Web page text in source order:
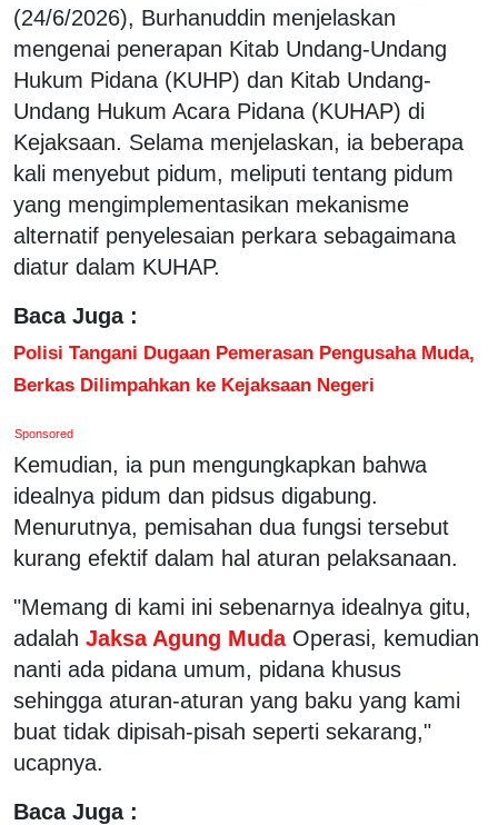
(24/6/2026), Burhanuddin menjelaskan
mengenai penerapan Kitab Undang-Undang
Hukum Pidana (KUHP) dan Kitab Undang-
Undang Hukum Acara Pidana (KUHAP) di
Kejaksaan. Selama menjelaskan, ia beberapa
kali menyebut pidum, meliputi tentang pidum
yang mengimplementasikan mekanisme
alternatif penyelesaian perkara sebagaimana
diatur dalam KUHAP.
Baca Juga :
Polisi Tangani Dugaan Pemerasan Pengusaha Muda,
Berkas Dilimpahkan ke Kejaksaan Negeri
Sponsored
Kemudian, ia pun mengungkapkan bahwa
idealnya pidum dan pidsus digabung.
Menurutnya, pemisahan dua fungsi tersebut
kurang efektif dalam hal aturan pelaksanaan.
"Memang di kami ini sebenarnya idealnya gitu,
adalah Jaksa Agung Muda Operasi, kemudian
nanti ada pidana umum, pidana khusus
sehingga aturan-aturan yang baku yang kami
buat tidak dipisah-pisah seperti sekarang,"
ucapnya.
Baca Juga :